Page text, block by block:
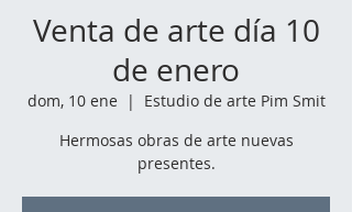
Venta de arte día 10
de enero
dom, 10 ene
  |
Estudio de arte Pim Smit
Hermosas obras de arte nuevas
presentes.